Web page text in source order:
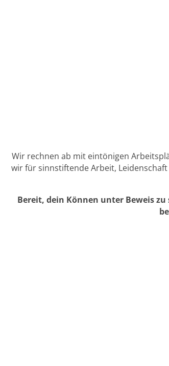
Wir rechnen ab mit eintönigen
wir für sinnstiftende Arbeit,
Bereit, dein Können unter Beweis